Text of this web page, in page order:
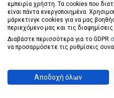
ECONOMY
εμπειρία χρήστη. Τα cookies που
είναι πάντα ενεργοποιημένα.
μάρκετινγκ cookies για να μας
περιεχόμενο μας και τις
Διαβάστε περισσότερα για το GDPR
να προσαρμόσετε τις ρυθμίσεις
Αποδοχή όλων